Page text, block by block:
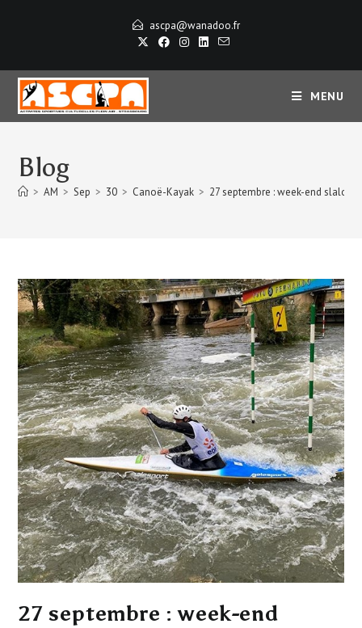
ascpa@wanadoo.fr
MENU
Blog
> AM > Sep > 30 > Canoë-Kayak > 27 septembre : week-end slalom
27 septembre : week-end